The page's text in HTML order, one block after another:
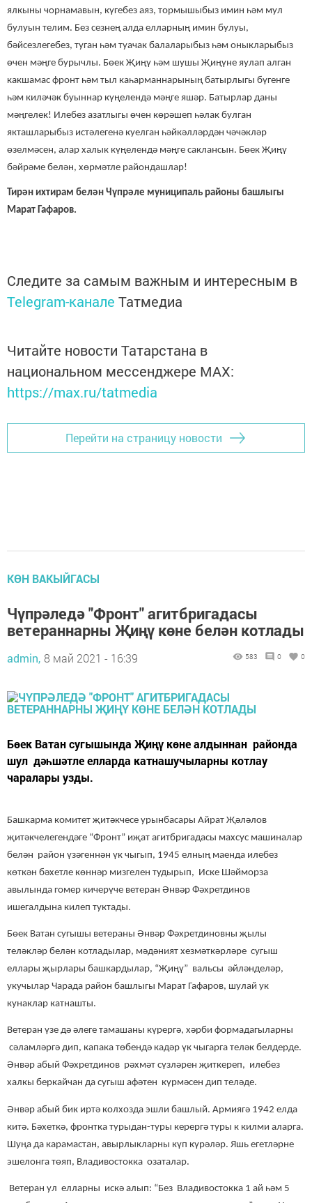
ялкыны чорнамавын, күгебез аяз, тормышыбыз имин һәм мул
булуын телим. Без сезнең алда елларның имин булуы,
бәйсезлегебез, туган һәм туачак балаларыбыз һәм оныкларыбыз
өчен мәңге бурычлы. Бөек Җиңү һәм шушы Җиңүне яулап алган
какшамас фронт һәм тыл каһарманнарының батырлыгы бүгенге
һәм киләчәк буыннар күңелендә мәңге яшәр. Батырлар даны
мәңгелек! Илебез азатлыгы өчен көрәшеп һәлак булган
якташларыбыз истәлегенә куелган һәйкәлләрдән чәчәкләр
өзелмәсен, алар халык күңелендә мәңге саклансын. Бөек Җиңү
бәйрәме белән, хөрмәтле райондашлар!
Тирән ихтирам белән Чүпрәле муниципаль районы башлыгы
Марат Гафаров.
Следите за самым важным и интересным в
Telegram-канале Татмедиа
Читайте новости Татарстана в
национальном мессенджере MАХ:
https://max.ru/tatmedia
Перейти на страницу новости
КӨН ВАКЫЙГАСЫ
Чүпрәледә "Фронт" агитбригадасы
ветераннарны Җиңү көне белән котлады
admin, 8 май 2021 - 16:39 583 0 0
Бөек Ватан сугышында Җиңү көне алдыннан районда
шул дәһшәтле елларда катнашучыларны котлау
чаралары узды.
Башкарма комитет җитәкчесе урынбасары Айрат Җәләлов
җитәкчелегендәге “Фронт” иҗат агитбригадасы махсус машиналар
белән район үзәгеннән үк чыгып, 1945 елның маенда илебез
көткән бәхетле көннәр мизгелен тудырып, Иске Шәйморза
авылында гомер кичерүче ветеран Әнвәр Фәхретдинов
ишегалдына килеп туктады.
Бөек Ватан сугышы ветераны Әнвәр Фәхретдиновны җылы
теләкләр белән котладылар, мәдәният хезмәткәрләре сугыш
еллары җырлары башкардылар, “Җиңү” вальсы әйләнделәр,
укучылар Чарада район башлыгы Марат Гафаров, шулай ук
кунаклар катнашты.
Ветеран үзе дә әлеге тамашаны күрергә, хәрби формадагыларны
сәламләргә дип, капака төбендә кадәр үк чыгарга теләк белдерде.
Әнвәр абый Фәхретдинов рәхмәт сүзләрен җиткереп, илебез
халкы беркайчан да сугыш афәтен күрмәсен дип теләде.
Әнвәр абый бик иртә колхозда эшли башлый. Армиягә 1942 елда
китә. Бәхеткә, фронтка турыдан-туры керергә туры к килми аларга.
Шуңа да карамастан, авырлыкларны күп күрәләр. Яшь егетләрне
эшелонга төяп, Владивостокка озаталар.
Ветеран ул елларны искә алып: “Без Владивостокка 1 ай һәм 5